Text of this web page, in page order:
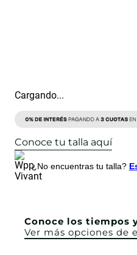
Cargando...
Conoce tu talla aquí
¿No encuentras tu talla?
Conoce los tiempos
Ver más opciones de